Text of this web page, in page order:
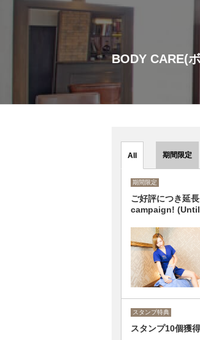
BODY CARE(
All 期間限定
期間限定
ご好評につき延
campaign!
スタンプ特典
スタンプ10個獲